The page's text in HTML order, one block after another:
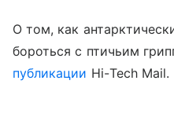
О том, как
бороться с птичьим
публикации Hi-Tech Mail.